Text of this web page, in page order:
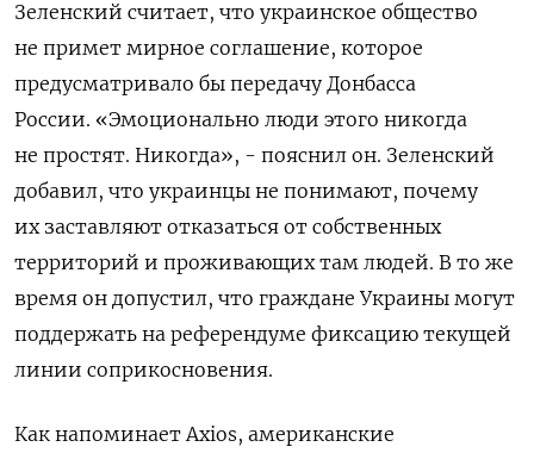
Зеленский считает, что украинское общество
не примет мирное соглашение, которое
предусматривало бы передачу Донбасса
России. «Эмоционально люди этого никогда
не простят. Никогда», - пояснил он. Зеленский
добавил, что украинцы не понимают, почему
их заставляют отказаться от собственных
территорий и проживающих там людей. В то же
время он допустил, что граждане Украины могут
поддержать на референдуме фиксацию текущей
линии соприкосновения.
Как напоминает Axios, американские